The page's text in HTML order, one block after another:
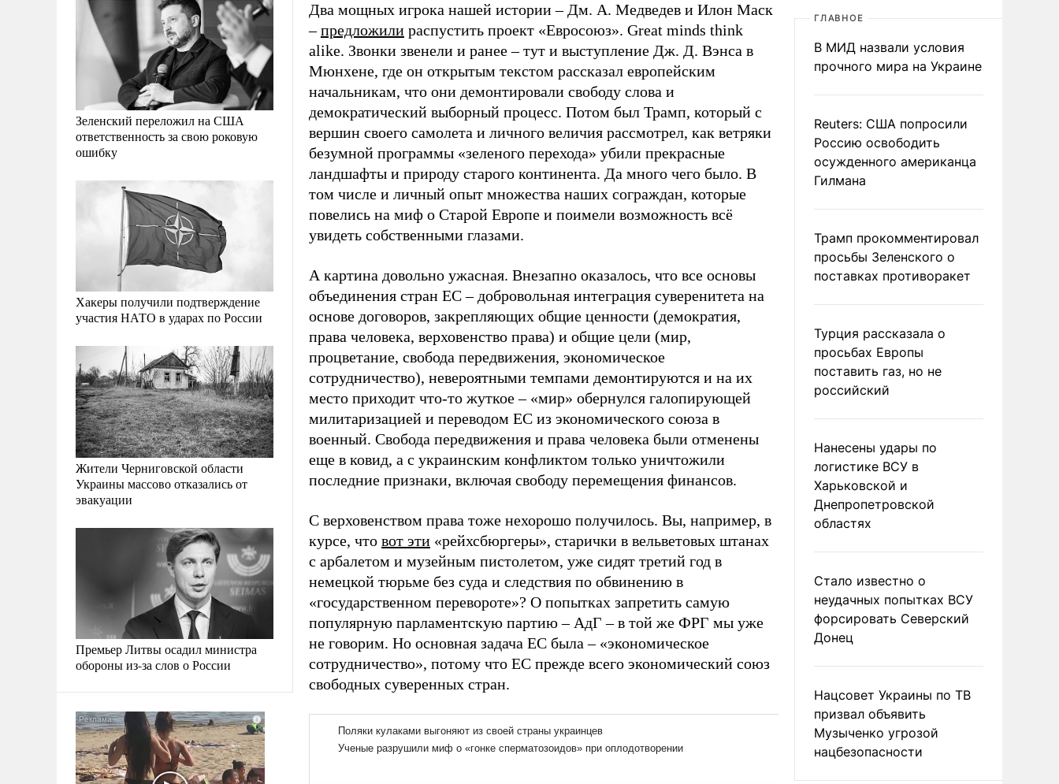
Зеленский переложил на США
ответственность за свою роковую
ошибку
Хакеры получили подтверждение
участия НАТО в ударах по России
Жители Черниговской области
Украины массово отказались от
эвакуации
Премьер Литвы осадил министра
обороны из-за слов о России
Два мощных игрока нашей истории – Дм. А. Медведев и Илон Маск
–предложили распустить проект «Евросоюз». Great minds think
alike. Звонки звенели и ранее – тут и выступление Дж. Д. Вэнса в
Мюнхене, где он открытым текстом рассказал европейским
начальникам, что они демонтировали свободу слова и
демократический выборный процесс. Потом был Трамп, который с
вершин своего самолета и личного величия рассмотрел, как ветряки
безумной программы «зеленого перехода» убили прекрасные
ландшафты и природу старого континента. Да много чего было. В
том числе и личный опыт множества наших сограждан, которые
повелись на миф о Старой Европе и поимели возможность всё
увидеть собственными глазами.
А картина довольно ужасная. Внезапно оказалось, что все основы
объединения стран ЕС – добровольная интеграция суверенитета на
основе договоров, закрепляющих общие ценности (демократия,
права человека, верховенство права) и общие цели (мир,
процветание, свобода передвижения, экономическое
сотрудничество), невероятными темпами демонтируются и на их
место приходит что-то жуткое – «мир» обернулся галопирующей
милитаризацией и переводом ЕС из экономического союза в
военный. Свобода передвижения и права человека были отменены
еще в ковид, а с украинским конфликтом только уничтожили
последние признаки, включая свободу перемещения финансов.
С верховенством права тоже нехорошо получилось. Вы, например, в
курсе, что вот эти «рейхсбюргеры», старички в вельветовых штанах
с арбалетом и музейным пистолетом, уже сидят третий год в
немецкой тюрьме без суда и следствия по обвинению в
«государственном перевороте»? О попытках запретить самую
популярную парламентскую партию – АдГ – в той же ФРГ мы уже
не говорим. Но основная задача ЕС была – «экономическое
сотрудничество», потому что ЕС прежде всего экономический союз
свободных суверенных стран.
ГЛАВНОЕ
В МИД назвали условия
прочного мира на Украине
Reuters: США попросили
Россию освободить
осужденного американца
Гилмана
Трамп прокомментировал
просьбы Зеленского о
поставках противоракет
Турция рассказала о
просьбах Европы
поставить газ, но не
российский
Нанесены удары по
логистике ВСУ в
Харьковской и
Днепропетровской
областях
Стало известно о
неудачных попытках ВСУ
форсировать Северский
Донец
Нацсовет Украины по ТВ
призвал объявить
Музыченко угрозой
нацбезопасности